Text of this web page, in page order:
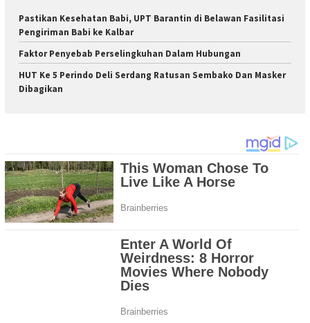
Pastikan Kesehatan Babi, UPT Barantin di Belawan Fasilitasi
Pengiriman Babi ke Kalbar
Faktor Penyebab Perselingkuhan Dalam Hubungan
HUT Ke 5 Perindo Deli Serdang Ratusan Sembako Dan Masker
Dibagikan